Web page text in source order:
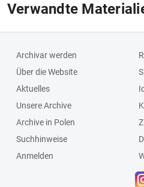
Verwandte
Archivar werden
Über die Website
Aktuelles
Unsere Archive
Archive in Polen
Suchhinweise
Anmelden